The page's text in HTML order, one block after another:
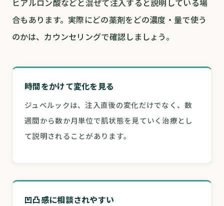
ヒアルロン酸などと混ぜて注入すると説明している場
合もあります。実際にどの薬剤をどの濃度・量で使う
のかは、カウンセリングで確認しましょう。
時間をかけて変化を見る
ジュベルックは、注入直後の変化だけでなく、数
週間から数か月単位で肌状態を見ていく治療とし
て説明されることがあります。
凹凸感に相談されやすい